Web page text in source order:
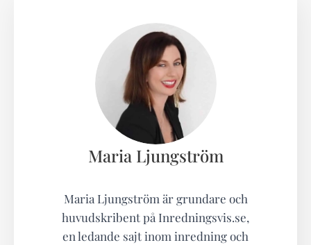
Maria Ljungström
Maria Ljungström är grundare och
huvudskribent på Inredningsvis.se,
en ledande sajt inom inredning och